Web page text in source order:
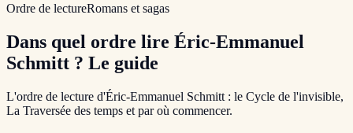
Ordre de lectureRomans et sagas
Dans quel ordre lire Éric-Emmanuel
Schmitt ? Le guide
L'ordre de lecture d'Éric-Emmanuel Schmitt : le Cycle de l'invisible,
La Traversée des temps et par où commencer.